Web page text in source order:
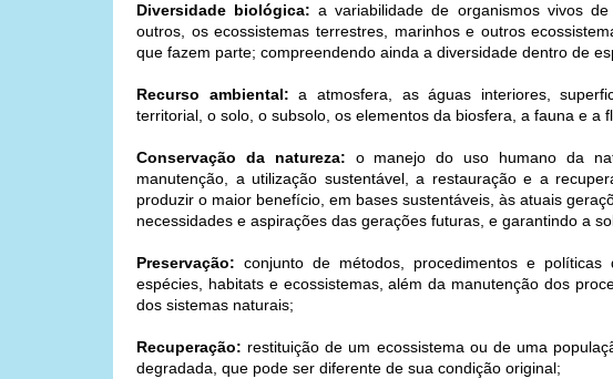
Diversidade biológica: a variabilidade de organismos vivos
outros, os ecossistemas terrestres, marinhos e outros
que fazem parte; compreendendo ainda a diversidade dentro de
Recurso ambiental: a atmosfera, as águas interiores,
territorial, o solo, o subsolo, os elementos da biosfera, a fauna e a
Conservação da natureza: o manejo do uso humano da
manutenção, a utilização sustentável, a restauração e a
produzir o maior benefício, em bases sustentáveis, às atuais
necessidades e aspirações das gerações futuras, e garantindo a
Preservação: conjunto de métodos, procedimentos e
espécies, habitats e ecossistemas, além da manutenção dos
dos sistemas naturais;
Recuperação: restituição de um ecossistema ou de uma
degradada, que pode ser diferente de sua condição original;